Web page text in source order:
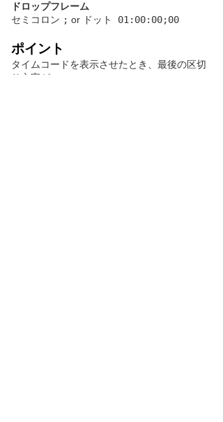
ドロップフレーム
セミコロン ; or ドット 01:00:00;00
ポイント
タイムコードを表示させたとき、最後の区切
り文字が